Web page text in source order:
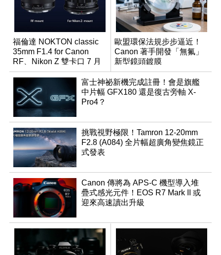
福倫達 NOKTON classic
35mm F1.4 for Canon
RF、Nikon Z 雙卡口 7 月
同步登台
歐盟環保法規步步逼近！
Canon 著手開發「無氟」
新型鏡頭鍍膜
富士神祕新機完成註冊！會是旗艦
中片幅 GFX180 還是復古旁軸 X-
Pro4？
挑戰視野極限！Tamron 12-20mm
F2.8 (A084) 全片幅超廣角變焦鏡正
式發表
Canon 傳將為 APS-C 機型導入堆
疊式感光元件！EOS R7 Mark II 或
迎來高速讀出升級